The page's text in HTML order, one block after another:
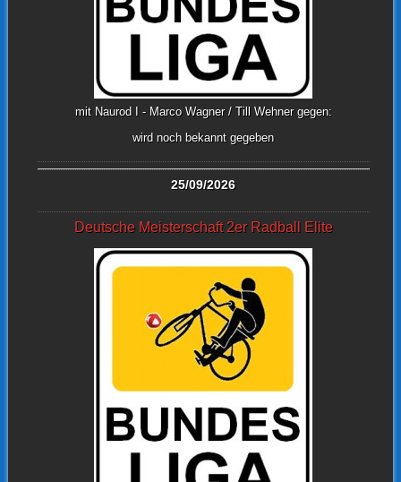
mit Naurod I - Marco Wagner / Till Wehner gegen:
wird noch bekannt gegeben
25/09/2026
Deutsche Meisterschaft 2er Radball Elite